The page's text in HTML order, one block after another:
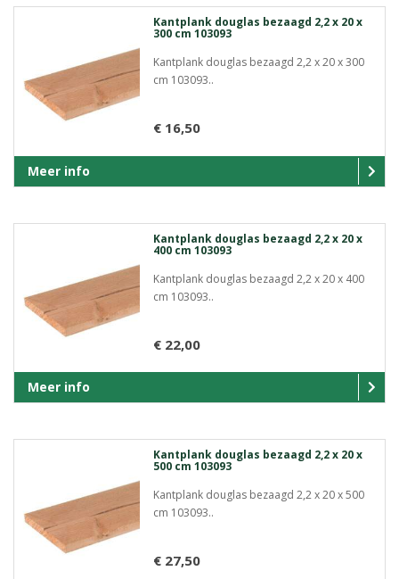
Kantplank douglas bezaagd 2,2 x 20 x
300 cm 103093
Kantplank douglas bezaagd 2,2 x 20 x 300
cm 103093..
€ 16,50
Meer info
Kantplank douglas bezaagd 2,2 x 20 x
400 cm 103093
Kantplank douglas bezaagd 2,2 x 20 x 400
cm 103093..
€ 22,00
Meer info
Kantplank douglas bezaagd 2,2 x 20 x
500 cm 103093
Kantplank douglas bezaagd 2,2 x 20 x 500
cm 103093..
€ 27,50